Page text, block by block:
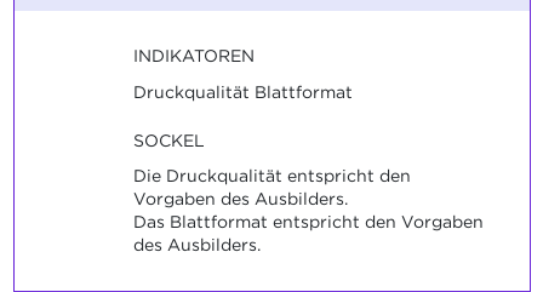
INDIKATOREN
Druckqualität Blattformat
SOCKEL
Die Druckqualität entspricht den
Vorgaben des Ausbilders.
Das Blattformat entspricht den Vorgaben
des Ausbilders.